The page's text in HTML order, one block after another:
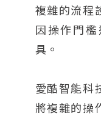
複雜的流程
因操作門
具。
愛酷智能科
將複雜的操